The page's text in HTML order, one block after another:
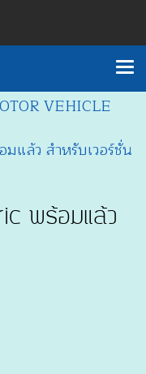
VEHICLE
แล้ว สำหรับเวอร์ชั่น
พร้อมแล้ว